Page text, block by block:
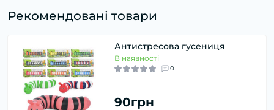
Рекомендовані товари
Антистресова гусениця
В наявності
0
90грн